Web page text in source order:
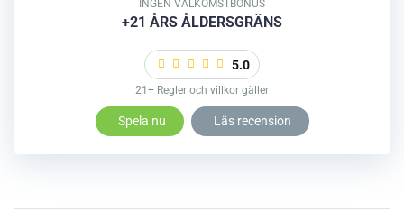
INGEN VÄLKOMSTBONUS
+21 ÅRS ÅLDERSGRÄNS
5.0
21+ Regler och villkor gäller
Spela nu Läs recension